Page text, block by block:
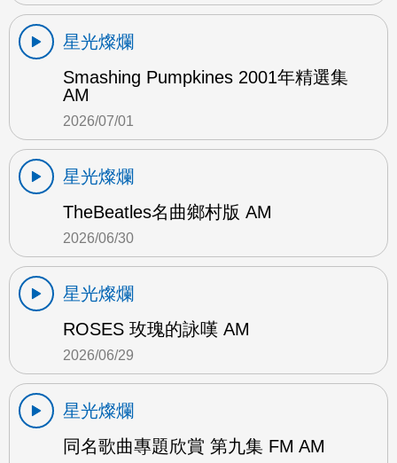
星光燦爛
Smashing Pumpkines 2001年精選集
AM
2026/07/01
星光燦爛
TheBeatles名曲鄉村版 AM
2026/06/30
星光燦爛
ROSES 玫瑰的詠嘆 AM
2026/06/29
星光燦爛
同名歌曲專題欣賞 第九集 FM AM